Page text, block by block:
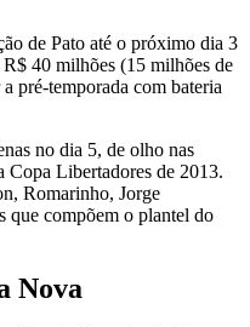
de Pato até o próximo dia 3
40 milhões (15 milhões de
pré-temporada com bateria
no dia 5, de olho nas
Copa Libertadores de 2013.
Romarinho, Jorge
que compõem o plantel do
Nova